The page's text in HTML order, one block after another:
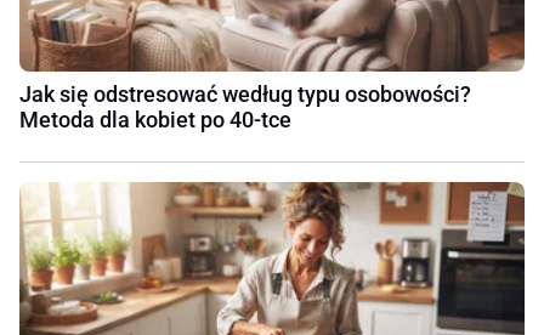
Jak się odstresować według typu osobowości?
Metoda dla kobiet po 40-tce